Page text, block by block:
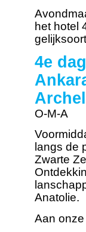
het hotel
4e
O-M-A
langs de
Zwarte
Anatolie.
Aan